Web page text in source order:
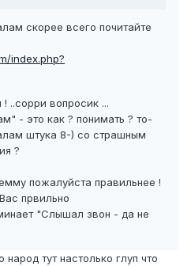
скорее всего почитайте
index.php?
..сорри вопросик ...
- это как ? понимать ? то-
штука 8-) со страшным
?
пожалуйста правильнее !
првильно
"Слышал звон - да не
тут настолько глуп что